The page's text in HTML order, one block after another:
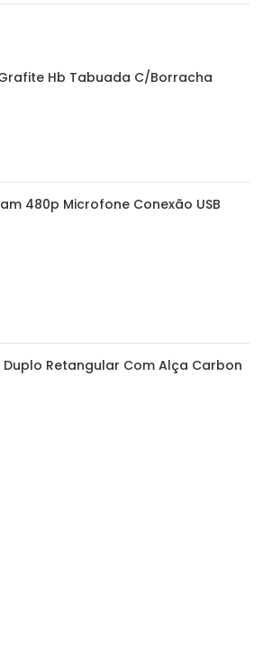
Hb Tabuada C/Borracha
480p Microfone Conexão USB
Duplo Retangular Com Alça Carbon